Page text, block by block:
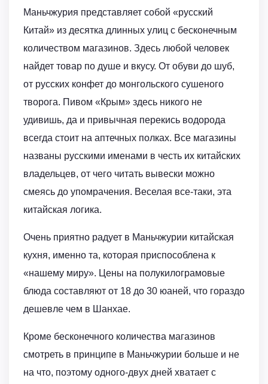
Маньчжурия представляет собой «русский
Китай» из десятка длинных улиц с бесконечным
количеством магазинов. Здесь любой человек
найдет товар по душе и вкусу. От обуви до шуб,
от русских конфет до монгольского сушеного
творога. Пивом «Крым» здесь никого не
удивишь, да и привычная перекись водорода
всегда стоит на аптечных полках. Все магазины
названы русскими именами в честь их китайских
владельцев, от чего читать вывески можно
смеясь до упомрачения. Веселая все-таки, эта
китайская логика.
Очень приятно радует в Маньчжурии китайская
кухня, именно та, которая приспособлена к
«нашему миру». Цены на полукилограмовые
блюда составляют от 18 до 30 юаней, что гораздо
дешевле чем в Шанхае.
Кроме бесконечного количества магазинов
смотреть в принципе в Маньчжурии больше и не
на что, поэтому одного-двух дней хватает с